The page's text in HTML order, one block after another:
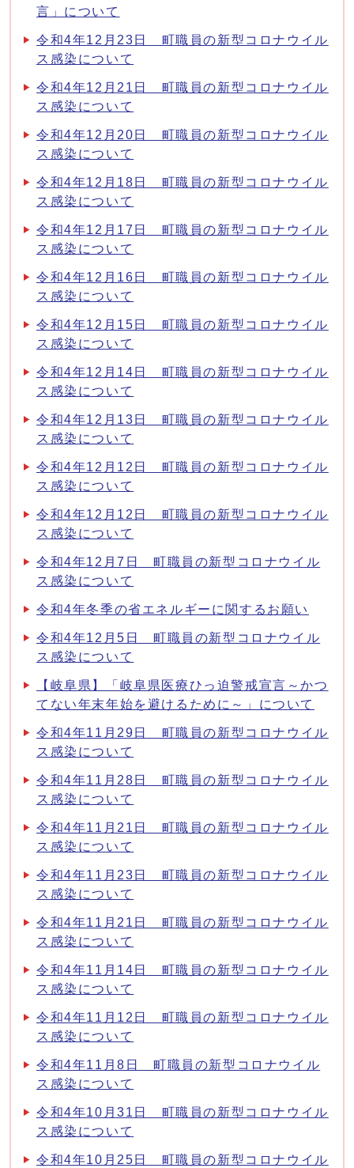
言」について
令和4年12月23日 町職員の新型コロナウイル
ス感染について
令和4年12月21日 町職員の新型コロナウイル
ス感染について
令和4年12月20日 町職員の新型コロナウイル
ス感染について
令和4年12月18日 町職員の新型コロナウイル
ス感染について
令和4年12月17日 町職員の新型コロナウイル
ス感染について
令和4年12月16日 町職員の新型コロナウイル
ス感染について
令和4年12月15日 町職員の新型コロナウイル
ス感染について
令和4年12月14日 町職員の新型コロナウイル
ス感染について
令和4年12月13日 町職員の新型コロナウイル
ス感染について
令和4年12月12日 町職員の新型コロナウイル
ス感染について
令和4年12月12日 町職員の新型コロナウイル
ス感染について
令和4年12月7日 町職員の新型コロナウイル
ス感染について
令和4年冬季の省エネルギーに関するお願い
令和4年12月5日 町職員の新型コロナウイル
ス感染について
【岐阜県】「岐阜県医療ひっ迫警戒宣言～かつ
てない年末年始を避けるために～」について
令和4年11月29日 町職員の新型コロナウイル
ス感染について
令和4年11月28日 町職員の新型コロナウイル
ス感染について
令和4年11月21日 町職員の新型コロナウイル
ス感染について
令和4年11月23日 町職員の新型コロナウイル
ス感染について
令和4年11月21日 町職員の新型コロナウイル
ス感染について
令和4年11月14日 町職員の新型コロナウイル
ス感染について
令和4年11月12日 町職員の新型コロナウイル
ス感染について
令和4年11月8日 町職員の新型コロナウイル
ス感染について
令和4年10月31日 町職員の新型コロナウイル
ス感染について
令和4年10月25日 町職員の新型コロナウイル